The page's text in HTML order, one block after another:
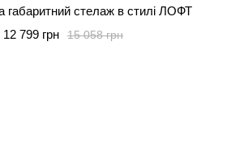
габаритний стелаж в стилі ЛОФТ
15 058 грн
12 799 грн